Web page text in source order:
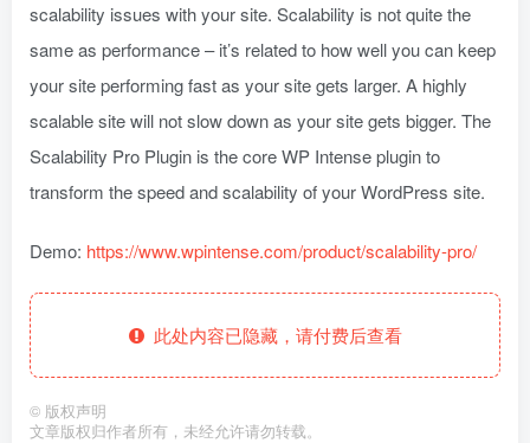
scalability issues with your site. Scalability is not quite the
same as performance – it’s related to how well you can keep
your site performing fast as your site gets larger. A highly
scalable site will not slow down as your site gets bigger. The
Scalability Pro Plugin is the core WP Intense plugin to
transform the speed and scalability of your WordPress site.
Demo: https://www.wpintense.com/product/scalability-pro/
此处内容已隐藏，请付费后查看
© 版权声明
文章版权归作者所有，未经允许请勿转载。